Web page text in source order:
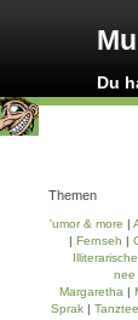
Du
Themen
'umor & more |
| Fernseh |
nee
Margaretha |
Sprak | Tanztee